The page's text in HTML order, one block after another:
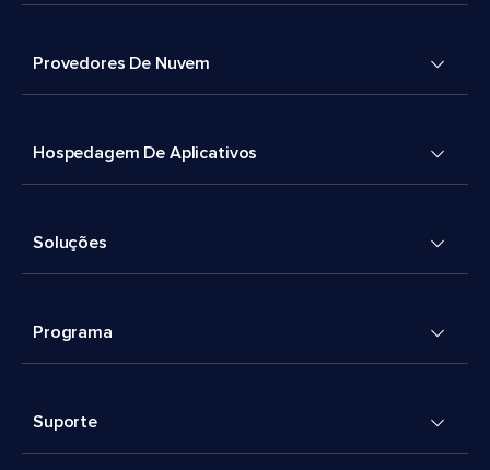
Provedores De Nuvem
Hospedagem De Aplicativos
Soluções
Programa
Suporte